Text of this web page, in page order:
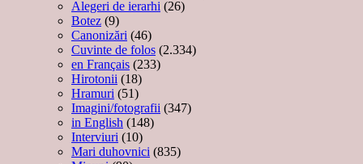
Alegeri de ierarhi (26)
Botez (9)
Canonizări (46)
Cuvinte de folos (2.334)
en Français (233)
Hirotonii (18)
Hramuri (51)
Imagini/fotografii (347)
in English (148)
Interviuri (10)
Mari duhovnici (835)